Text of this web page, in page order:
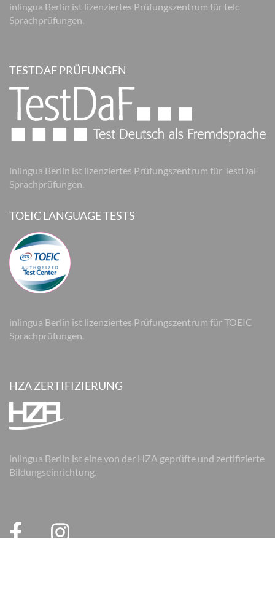
inlingua Berlin ist lizenziertes Prüfungszentrum für telc
Sprachprüfungen.
TESTDAF PRÜFUNGEN
inlingua Berlin ist lizenziertes Prüfungszentrum für TestDaF
Sprachprüfungen.
TOEIC LANGUAGE TESTS
inlingua Berlin ist lizenziertes Prüfungszentrum für TOEIC
Sprachprüfungen.
HZA ZERTIFIZIERUNG
inlingua Berlin ist eine von der HZA geprüfte und zertifizierte
Bildungseinrichtung.